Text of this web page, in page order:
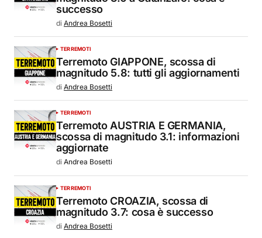
successo
di Andrea Bosetti
TERREMOTI
Terremoto GIAPPONE, scossa di
magnitudo 5.8: tutti gli aggiornamenti
di Andrea Bosetti
TERREMOTI
Terremoto AUSTRIA E GERMANIA,
scossa di magnitudo 3.1: informazioni
aggiornate
di Andrea Bosetti
TERREMOTI
Terremoto CROAZIA, scossa di
magnitudo 3.7: cosa è successo
di Andrea Bosetti